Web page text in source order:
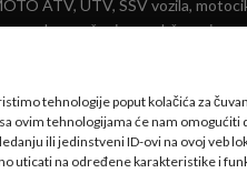
tehnologije poput kolačića za
ovim tehnologijama će nam omogućiti
ili jedinstveni ID-ovi na ovoj veb
uticati na određene karakteristike i
ATV, UTV, SSV vozila,
rešenja za održavanje,